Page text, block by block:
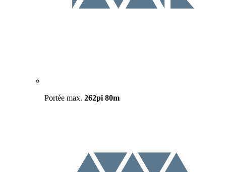
Portée max. 262pi 80m